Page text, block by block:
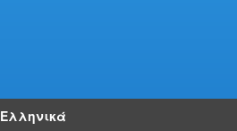
Ελληνικά